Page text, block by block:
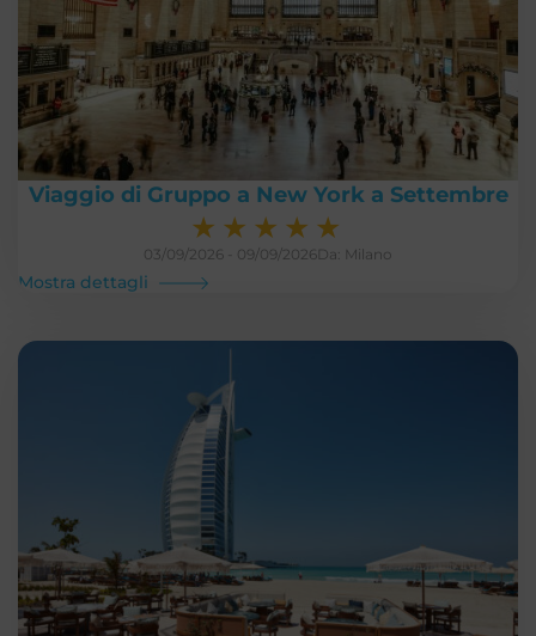
Viaggio di Gruppo a New York a Settembre
★ ★ ★ ★ ★
03/09/2026 - 09/09/2026Da: Milano
Mostra dettagli